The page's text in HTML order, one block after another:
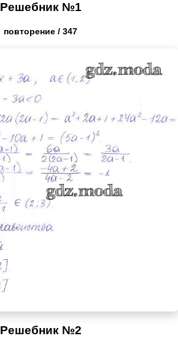
Решебник №1
повторение / 347
Решебник №2